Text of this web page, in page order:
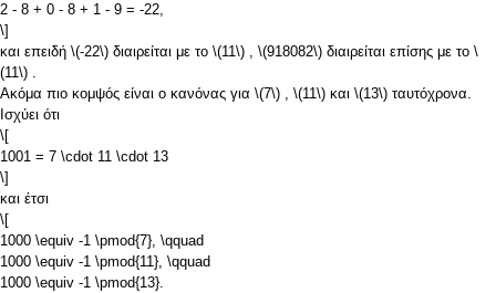
2 - 8 + 0 - 8 + 1 - 9 = -22,
\]
και επειδή \(-22\) διαιρείται με το \(11\) , \(918082\) διαιρείται επίσης με το \
(11\) .
Ακόμα πιο κομψός είναι ο κανόνας για \(7\) , \(11\) και \(13\) ταυτόχρονα.
Ισχύει ότι
\[
1001 = 7 \cdot 11 \cdot 13
\]
και έτσι
\[
1000 \equiv -1 \pmod{7}, \qquad
1000 \equiv -1 \pmod{11}, \qquad
1000 \equiv -1 \pmod{13}.